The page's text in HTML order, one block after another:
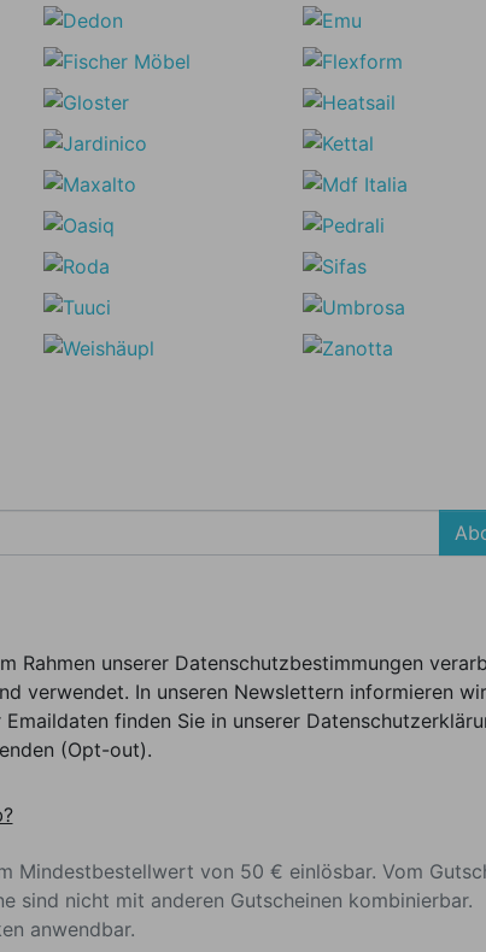
Rahmen unserer Datenschutzbestimmungen
verwendet. In unseren Newslettern informieren
finden Sie in unserer
(Opt-out).
Mindestbestellwert von 50 € einlösbar. Vom
sind nicht mit anderen Gutscheinen kombinierbar.
anwendbar.